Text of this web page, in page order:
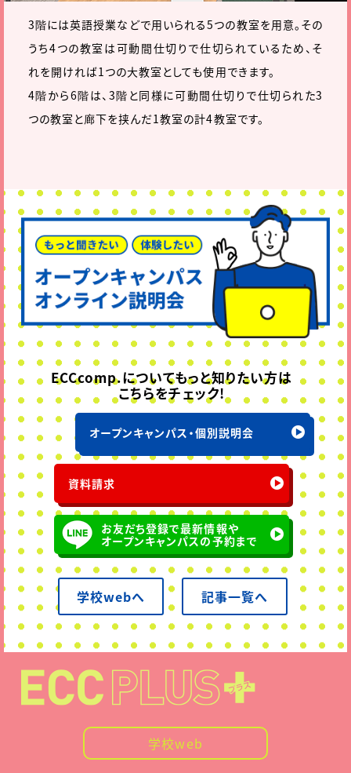
3階には英語授業などで用いられる5つの教室を用意。その
うち4つの教室は可動間仕切りで仕切られているため、そ
れを開ければ1つの大教室としても使用できます。
4階から6階は、3階と同様に可動間仕切りで仕切られた3
つの教室と廊下を挟んだ1教室の計4教室です。
ECCcomp.についてもっと知りたい方は
こちらをチェック!
オープンキャンパス・個別説明会
資料請求
お友だち登録で最新情報や
オープンキャンパスの予約まで
学校webへ 記事一覧へ
学校web